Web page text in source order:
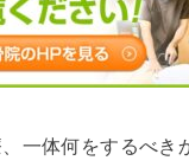
一体何をするべき